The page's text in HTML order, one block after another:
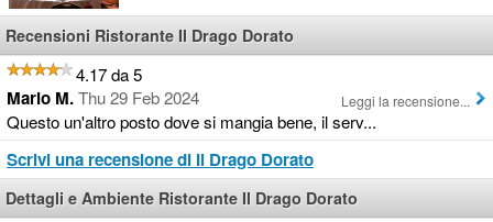
Recensioni Ristorante Il Drago Dorato
4.17 da 5
Mario M.Thu 29 Feb 2024
Questo un'altro posto dove si mangia bene, il serv...
Leggi la recensione...
Scrivi una recensione di Il Drago Dorato
Dettagli e Ambiente Ristorante Il Drago Dorato